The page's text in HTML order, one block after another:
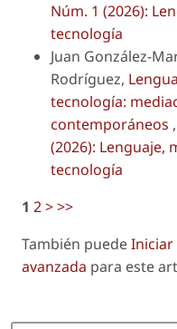
Núm. 1 (2026):
tecnología
Juan González-
Rodríguez,
tecnología:
contemporáneos ,
(2026): Lenguaje,
tecnología
1 2>>>
También puedeIniciar
avanzada para este